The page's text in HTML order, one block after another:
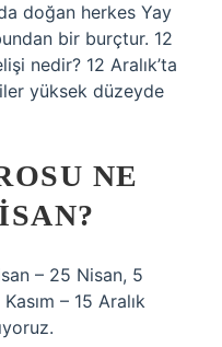
doğan herkes Yay
bir burçtur. 12
nedir? 12 Aralık’ta
yüksek düzeyde
NE
– 25 Nisan, 5
– 15 Aralık